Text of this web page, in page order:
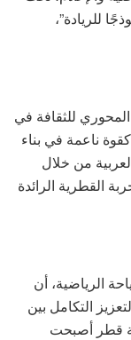
للريادة”،
للثقافة في
كقوة ناعمة في بناء
من خلال
القطرية الرائدة
الرياضية، أن
التكامل بين
قطر أصبحت